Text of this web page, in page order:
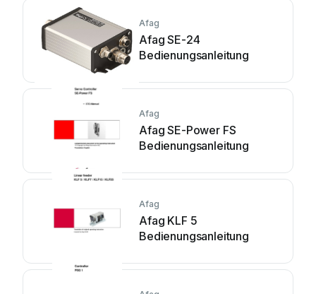
Afag
Afag SE-24
Bedienungsanleitung
Afag
Afag SE-Power FS
Bedienungsanleitung
Afag
Afag KLF 5
Bedienungsanleitung